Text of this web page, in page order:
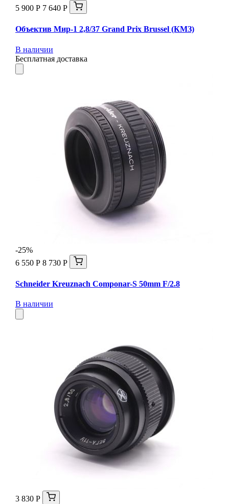
5 900 Р 7 640 Р
Объектив Мир-1 2,8/37 Grand Prix Brussel (КМЗ)
В наличии
Бесплатная доставка
-25%
6 550 Р 8 730 Р
Schneider Kreuznach Componar-S 50mm F/2.8
В наличии
3 830 Р